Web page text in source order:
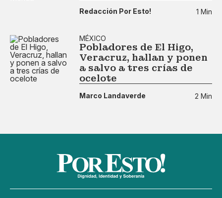
Redacción Por Esto! 1 Min
MÉXICO
Pobladores de El Higo,
Veracruz, hallan y ponen
a salvo a tres crías de
ocelote
Marco Landaverde 2 Min